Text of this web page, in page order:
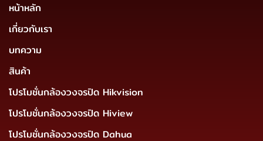
หน้าหลัก
เกี่ยวกับเรา
บทความ
สินค้า
โปรโมชั่นกล้องวงจรปิด Hikvision
โปรโมชั่นกล้องวงจรปิด Hiview
โปรโมชั่นกล้องวงจรปิด Dahua